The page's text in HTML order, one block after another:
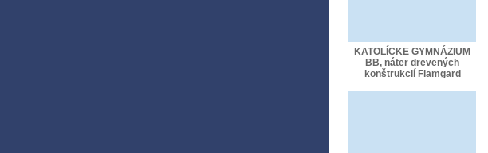
KATOLÍCKE GYMNÁZIUM
BB, náter drevených
konštrukcií Flamgard